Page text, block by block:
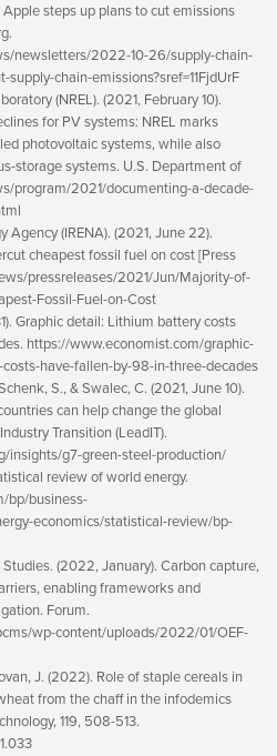
steps up plans to cut emissions
newsletters/2022-10-26/supply-chain-
chain-emissions?sref=11FjdUrF
(NREL). (2021, February 10).
for PV systems: NREL marks
photovoltaic systems, while also
storage systems. U.S. Department of
program/2021/documenting-a-decade-
(IRENA). (2021, June 22).
cheapest fossil fuel on cost [Press
pressreleases/2021/Jun/Majority-of-
Fossil-Fuel-on-Cost
Graphic detail: Lithium battery costs
https://www.economist.com/graphic-
have-fallen-by-98-in-three-decades
S., & Swalec, C. (2021, June 10).
can help change the global
Transition (LeadIT).
insights/g7-green-steel-production/
review of world energy.
bp/business-
economics/statistical-review/bp-
(2022, January). Carbon capture,
enabling frameworks and
Forum.
wp-content/uploads/2022/01/OEF-
J. (2022). Role of staple cereals in
from the chaff in the infodemics
119, 508-513.